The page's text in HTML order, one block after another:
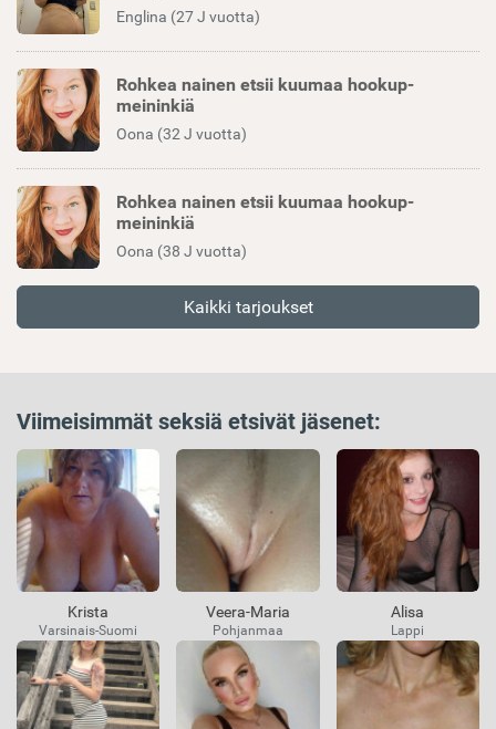
Englina (27 J vuotta)
Rohkea nainen etsii kuumaa hookup-
meininkiä
Oona (32 J vuotta)
Rohkea nainen etsii kuumaa hookup-
meininkiä
Oona (38 J vuotta)
Kaikki tarjoukset
Viimeisimmät seksiä etsivät jäsenet:
Krista
Varsinais-Suomi
Veera-Maria
Pohjanmaa
Alisa
Lappi